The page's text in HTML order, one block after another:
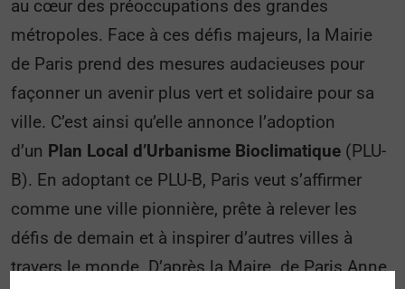
au cœur des préoccupations des grandes
métropoles. Face à ces défis majeurs, la Mairie
de Paris prend des mesures audacieuses pour
façonner un avenir plus vert et solidaire pour sa
ville. C’est ainsi qu’elle annonce l’adoption
d’un Plan Local d’Urbanisme Bioclimatique (PLU-
B). En adoptant ce PLU-B, Paris veut s’affirmer
comme une ville pionnière, prête à relever les
défis de demain et à inspirer d’autres villes à
travers le monde.D’après la Maire de Paris Anne